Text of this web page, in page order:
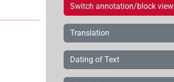
Switch annotation/block view
Translation
Dating of Text